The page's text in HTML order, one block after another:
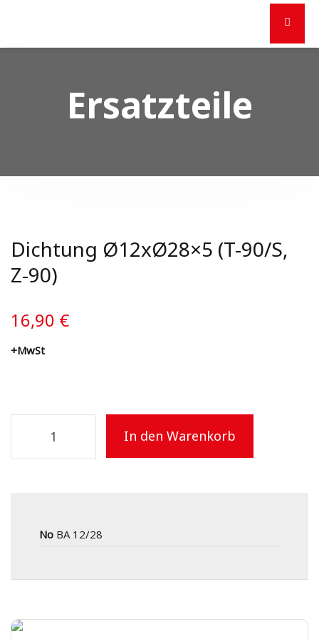
Ersatzteile
Dichtung Ø12xØ28×5 (T-90/S,
Z-90)
16,90 €
+MwSt
In den Warenkorb
No BA 12/28